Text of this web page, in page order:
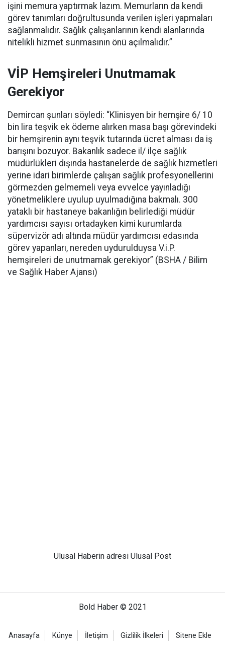
işini memura yaptırmak lazım. Memurların da kendi
görev tanımları doğrultusunda verilen işleri yapmaları
sağlanmalıdır. Sağlık çalışanlarının kendi alanlarında
nitelikli hizmet sunmasının önü açılmalıdır.”
VİP Hemşireleri Unutmamak
Gerekiyor
Demircan şunları söyledi: “Klinisyen bir hemşire 6/ 10
bin lira teşvik ek ödeme alırken masa başı görevindeki
bir hemşirenin aynı teşvik tutarında ücret alması da iş
barışını bozuyor. Bakanlık sadece il/ ilçe sağlık
müdürlükleri dışında hastanelerde de sağlık hizmetleri
yerine idari birimlerde çalışan sağlık profesyonellerini
görmezden gelmemeli veya evvelce yayınladığı
yönetmeliklere uyulup uyulmadığına bakmalı. 300
yataklı bir hastaneye bakanlığın belirlediği müdür
yardımcısı sayısı ortadayken kimi kurumlarda
süpervizör adı altında müdür yardımcısı edasında
görev yapanları, nereden uydurulduysa V.i.P.
hemşireleri de unutmamak gerekiyor” (BSHA / Bilim
ve Sağlık Haber Ajansı)
Ulusal Haberin adresi Ulusal Post
Bold Haber © 2021
Anasayfa Künye İletişim Gizlilik İlkeleri Sitene Ekle